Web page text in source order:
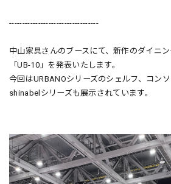
----------------------------------
中山家具さんのブースにて、新作のダイニ
「UB-10」を発表いたします。
今回はURBANOシリーズのシェルフ、コン
shinabelシリーズも展示されています。